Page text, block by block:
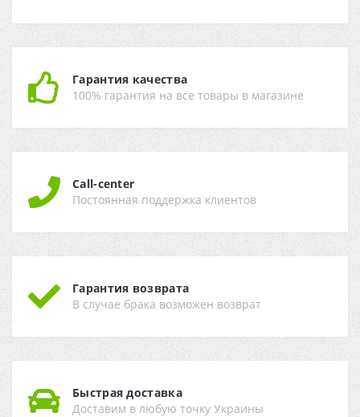
Гарантия качества
100% гарантия на все товары в магазине
Call-center
Постоянная поддержка клиентов
Гарантия возврата
В случае брака возможен возврат
Быстрая доставка
Доставим в любую точку Украины